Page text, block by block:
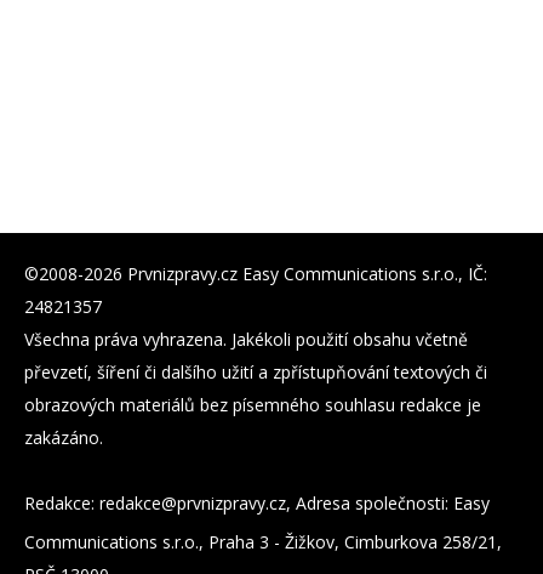
©2008-2026 Prvnizpravy.cz Easy Communications s.r.o., IČ:
24821357
Všechna práva vyhrazena. Jakékoli použití obsahu včetně
převzetí, šíření či dalšího užití a zpřístupňování textových či
obrazových materiálů bez písemného souhlasu redakce je
zakázáno.
Redakce: zc.yvarpzinvrp@eckader, Adresa společnosti: Easy
Communications s.r.o., Praha 3 - Žižkov, Cimburkova 258/21,